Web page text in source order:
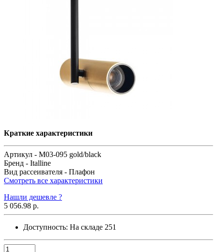
Краткие характеристики
Артикул - M03-095 gold/black
Бренд - Italline
Вид рассеивателя - Плафон
Смотреть все характеристики
Нашли дешевле ?
5 056.98 р.
Доступность: На складе 251